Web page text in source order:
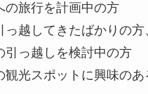
の旅行を計画中の方
っ越してきたばかりの方
引っ越しを検討中の方
観光スポットに興味のあ